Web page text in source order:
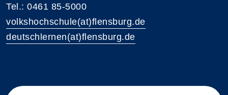
Tel.: 0461 85-5000
volkshochschule(at)flensburg.de
deutschlernen(at)flensburg.de